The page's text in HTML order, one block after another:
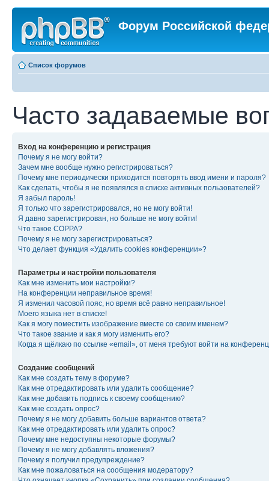
Форум Российской
Список форумов
Часто задаваемые
Вход на конференцию и регистрация
Почему я не могу войти?
Зачем мне вообще нужно регистрироваться?
Почему мне периодически приходится повторять ввод имени и пароля?
Как сделать, чтобы я не появлялся в списке активных пользователей?
Я забыл пароль!
Я только что зарегистрировался, но не могу войти!
Я давно зарегистрирован, но больше не могу войти!
Что такое COPPA?
Почему я не могу зарегистрироваться?
Что делает функция «Удалить cookies конференции»?
Параметры и настройки пользователя
Как мне изменить мои настройки?
На конференции неправильное время!
Я изменил часовой пояс, но время всё равно неправильное!
Моего языка нет в списке!
Как я могу поместить изображение вместе со своим именем?
Что такое звание и как я могу изменить его?
Когда я щёлкаю по ссылке «email», от меня требуют войти на
Создание сообщений
Как мне создать тему в форуме?
Как мне отредактировать или удалить сообщение?
Как мне добавить подпись к своему сообщению?
Как мне создать опрос?
Почему я не могу добавить больше вариантов ответа?
Как мне отредактировать или удалить опрос?
Почему мне недоступны некоторые форумы?
Почему я не могу добавлять вложения?
Почему я получил предупреждение?
Как мне пожаловаться на сообщения модератору?